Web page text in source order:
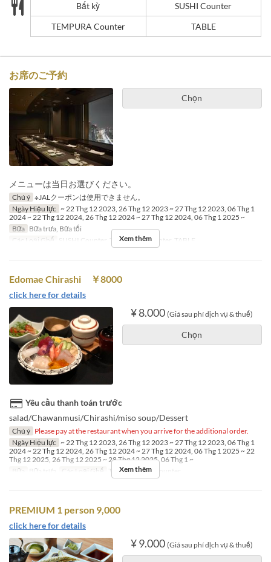
Bất kỳ
SUSHI Counter
TEMPURA Counter
TABLE
お席のご予約
Chọn
メニューは当日お選びください。
Chú ý ※JALクーポンは使用できません。
Ngày Hiệu lực ~ 22 Thg 12 2023, 26 Thg 12 2023 ~ 27 Thg 12 2023, 06 Thg 1
2024 ~ 22 Thg 12 2024, 26 Thg 12 2024 ~ 27 Thg 12 2024, 06 Thg 1 2025 ~
Bữa Bữa trưa, Bữa tối
Các Loại Ghế SUSHI Counter, TEMPURA Counter, TABLE
Xem thêm
Edomae Chirashi ￥8000
click here for details
¥ 8.000 (Giá sau phí dịch vụ & thuế)
Chọn
Yêu cầu thanh toán trước
salad/Chawanmusi/Chirashi/miso soup/Dessert
Chú ý Please pay at the restaurant when you arrive for the additional order.
Ngày Hiệu lực ~ 22 Thg 12 2023, 26 Thg 12 2023 ~ 27 Thg 12 2023, 06 Thg 1
2024 ~ 22 Thg 12 2024, 26 Thg 12 2024 ~ 27 Thg 12 2024, 06 Thg 1 2025 ~ 22
Thg 12 2025, 26 Thg 12 2025 ~ 28 Thg 12 2025, 06 Thg 1 ~
Bữa
Bữa trưa Các Loại Ghế TABLE, SUSHI Counter
Xem thêm
PREMIUM 1 person 9,000
click here for details
¥ 9.000 (Giá sau phí dịch vụ & thuế)